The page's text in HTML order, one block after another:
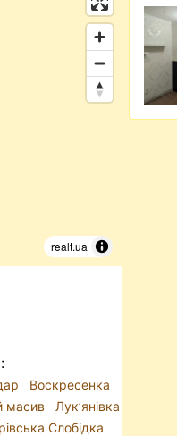
realt.ua
Воскресенка
масив
Лук’янівка
Слобідка